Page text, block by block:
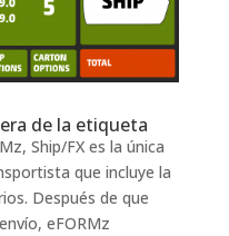
de la etiqueta
Ship/FX es la única
que incluye la
Después de que
eFORMz